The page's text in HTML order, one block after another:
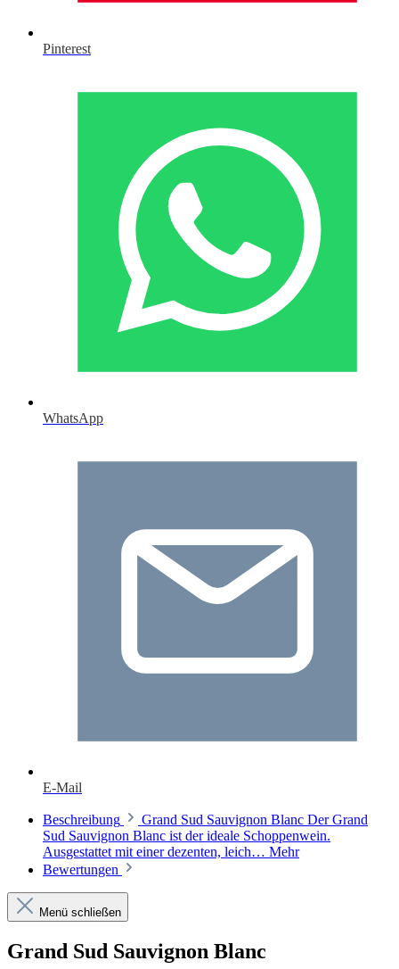
Pinterest
WhatsApp
E-Mail
Beschreibung
Grand Sud Sauvignon Blanc Der Grand
Sud Sauvignon Blanc ist der ideale Schoppenwein.
Ausgestattet mit einer dezenten, leich… Mehr
Bewertungen
Menü schließen
Grand Sud Sauvignon Blanc